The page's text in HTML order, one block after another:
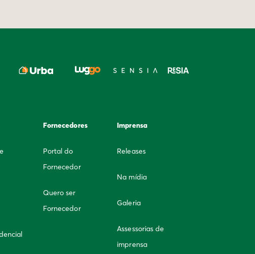
Fornecedores
Portal do
Fornecedor
Quero ser
Fornecedor
Imprensa
Releases
Na mídia
Galeria
Assessorias de
imprensa